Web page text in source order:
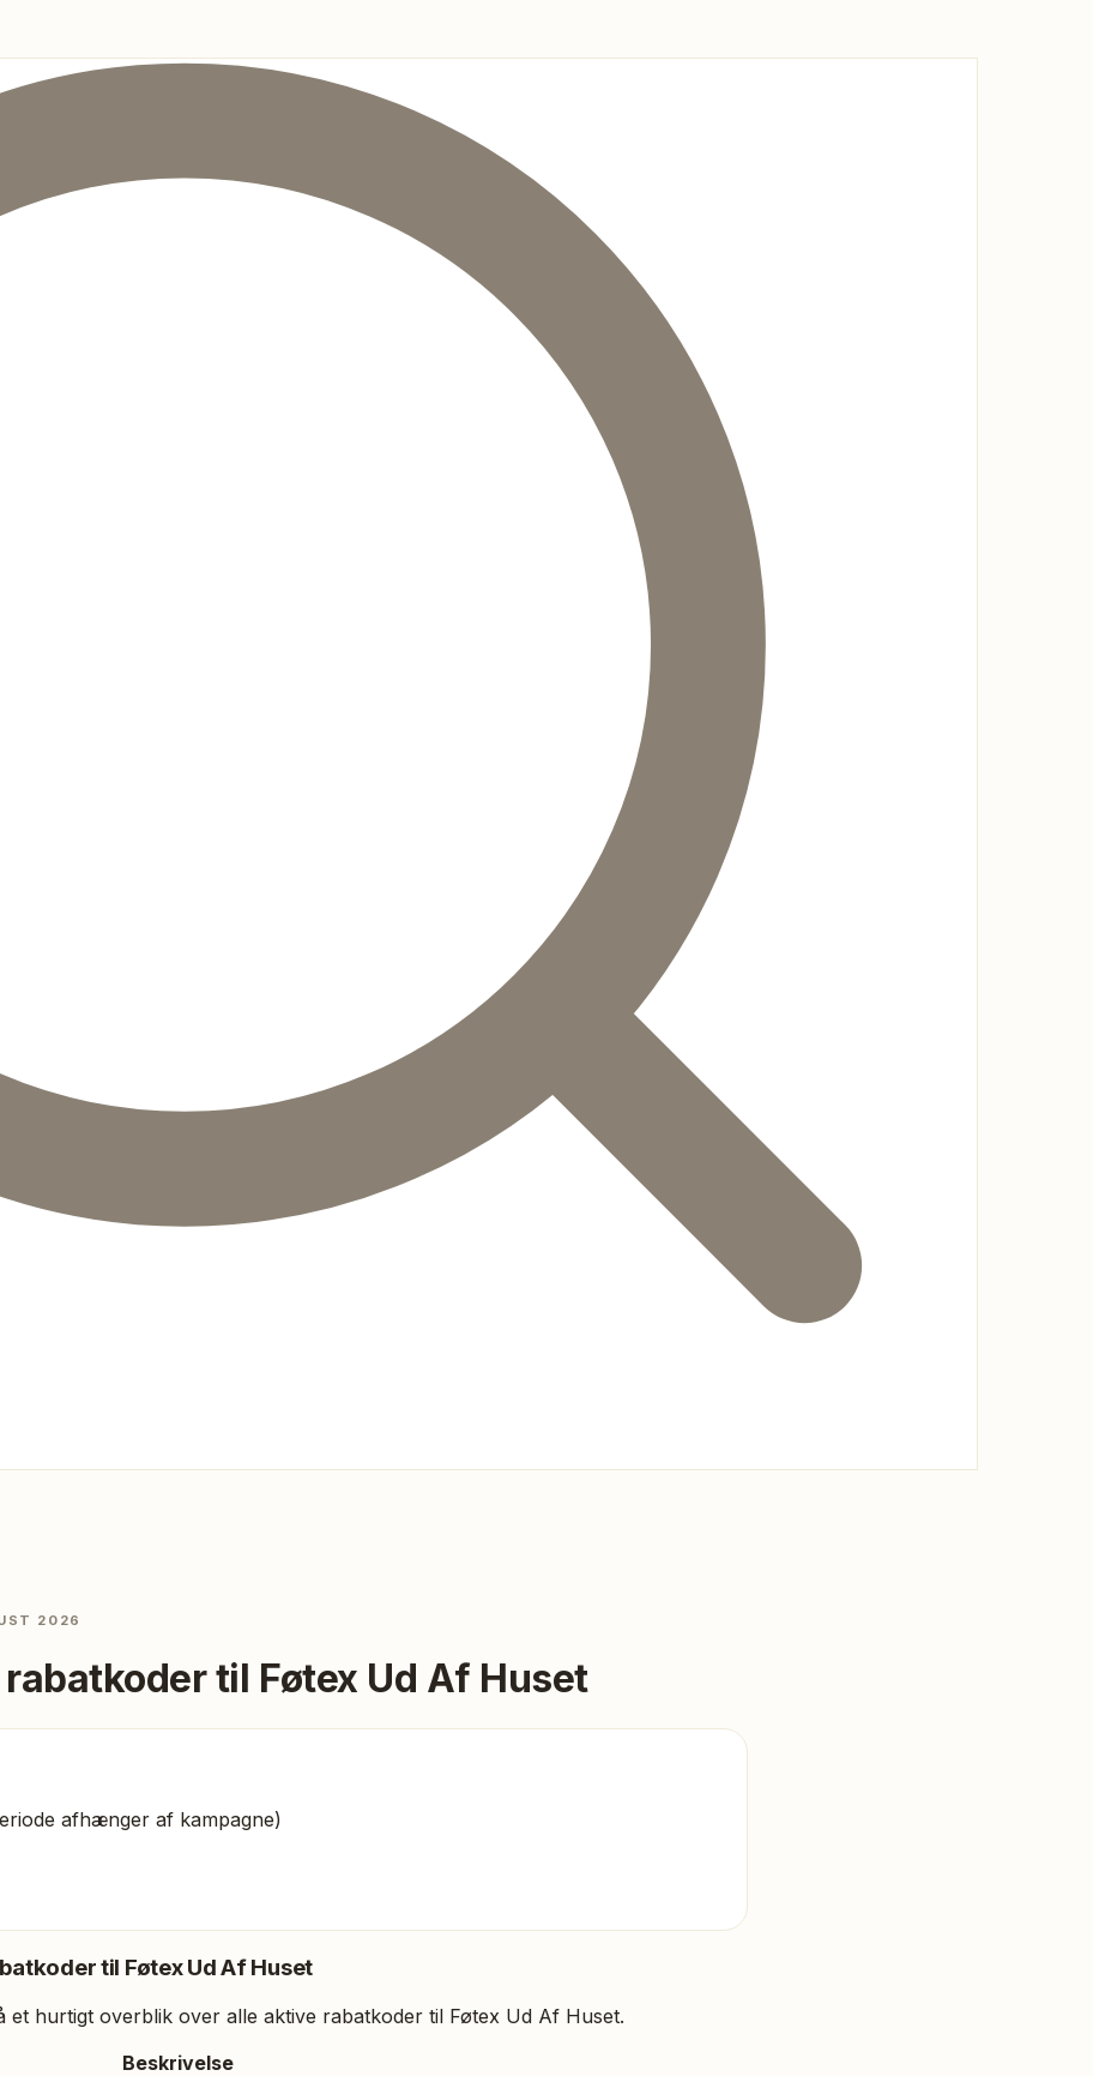
2026
til Føtex Ud Af Huset
afhænger af kampagne)
til Føtex Ud Af Huset
et hurtigt overblik over alle aktive rabatkoder til Føtex Ud Af Huset.
Beskrivelse